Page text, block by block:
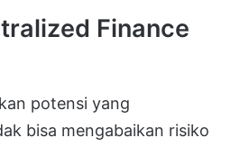
Finance
potensi yang
bisa mengabaikan risiko